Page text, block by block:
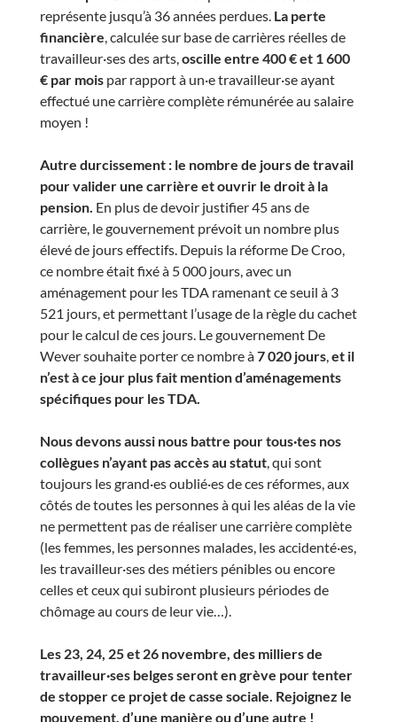
représente jusqu’à 36 années perdues. La perte
financière , calculée sur base de carrières réelles de
travailleur·ses des arts, oscille entre 400 € et 1 600
€ par moispar rapport à un·e travailleur·se ayant
effectué une carrière complète rémunérée au salaire
moyen !
Autre durcissement : le nombre de jours de travail
pour valider une carrière et ouvrir le droit à la
pension. En plus de devoir justifier 45 ans de
carrière, le gouvernement prévoit un nombre plus
élevé de jours effectifs. Depuis la réforme De Croo,
ce nombre était fixé à 5 000 jours, avec un
aménagement pour les TDA ramenant ce seuil à 3
521 jours, et permettant l’usage de la règle du cachet
pour le calcul de ces jours. Le gouvernement De
Wever souhaite porter ce nombre à7 020 jours, et il
n’est à ce jour plus fait mention d’aménagements
spécifiques pour les TDA.
Nous devons aussi nous battre pour tous·tes nos
collègues n’ayant pas accès au statut, qui sont
toujours les grand·es oublié·es de ces réformes, aux
côtés de toutes les personnes à qui les aléas de la vie
ne permettent pas de réaliser une carrière complète
(les femmes, les personnes malades, les accidenté·es,
les travailleur·ses des métiers pénibles ou encore
celles et ceux qui subiront plusieurs périodes de
chômage au cours de leur vie…).
Les 23, 24, 25 et 26 novembre, des milliers de
travailleur·ses belges seront en grève pour tenter
de stopper ce projet de casse sociale. Rejoignez le
mouvement, d’une manière ou d’une autre !